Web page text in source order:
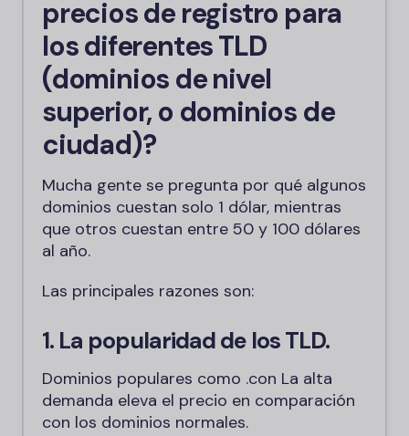
precios de registro para
los diferentes TLD
(dominios de nivel
superior, o dominios de
ciudad)?
Mucha gente se pregunta por qué algunos
dominios cuestan solo 1 dólar, mientras
que otros cuestan entre 50 y 100 dólares
al año.
Las principales razones son:
1. La popularidad de los TLD.
Dominios populares como .con La alta
demanda eleva el precio en comparación
con los dominios normales.